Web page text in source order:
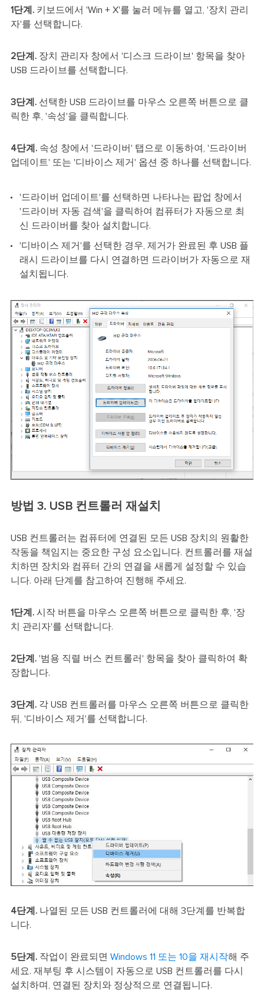
1단계.키보드에서 'Win + X'를 눌러 메뉴를 열고, '장치 관리
자'를 선택합니다.
2단계.장치 관리자 창에서 '디스크 드라이브' 항목을 찾아
USB 드라이브를 선택합니다.
3단계.선택한 USB 드라이브를 마우스 오른쪽 버튼으로 클
릭한 후, '속성'을 클릭합니다.
4단계.속성 창에서 '드라이버' 탭으로 이동하여, '드라이버
업데이트' 또는 '디바이스 제거' 옵션 중 하나를 선택합니다.
'드라이버 업데이트'를 선택하면 나타나는 팝업 창에서
'드라이버 자동 검색'을 클릭하여 컴퓨터가 자동으로 최
신 드라이버를 찾아 설치합니다.
'디바이스 제거'를 선택한 경우, 제거가 완료된 후 USB 플
래시 드라이브를 다시 연결하면 드라이버가 자동으로 재
설치됩니다.
방법 3. USB 컨트롤러 재설치
USB 컨트롤러는 컴퓨터에 연결된 모든 USB 장치의 원활한
작동을 책임지는 중요한 구성 요소입니다. 컨트롤러를 재설
치하면 장치와 컴퓨터 간의 연결을 새롭게 설정할 수 있습
니다. 아래 단계를 참고하여 진행해 주세요.
1단계.시작 버튼을 마우스 오른쪽 버튼으로 클릭한 후, '장
치 관리자'를 선택합니다.
2단계.'범용 직렬 버스 컨트롤러' 항목을 찾아 클릭하여 확
장합니다.
3단계.각 USB 컨트롤러를 마우스 오른쪽 버튼으로 클릭한
뒤, '디바이스 제거'를 선택합니다.
4단계.나열된 모든 USB 컨트롤러에 대해 3단계를 반복합
니다.
5단계. 작업이 완료되면 Windows 11 또는 10을 재시작해 주
세요. 재부팅 후 시스템이 자동으로 USB 컨트롤러를 다시
설치하며, 연결된 장치와 정상적으로 연결됩니다.